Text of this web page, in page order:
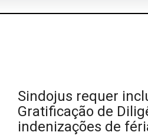
Sindojus requer
Gratificação de
indenizações de